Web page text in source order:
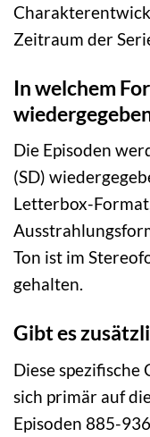
Zeitraum der
In welchem
Die Episoden
(SD)
Letterbox-
Ton ist im
gehalten.
Gibt es
Diese spezifische
sich primär auf
Episoden 885-